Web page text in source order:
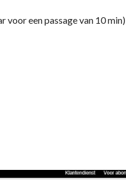
voor een passage van 10 min)